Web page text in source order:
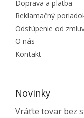
Doprava a platba
Reklamačný
Odstúpenie od
O nás
Kontakt
Novinky
Vráťte tovar bez